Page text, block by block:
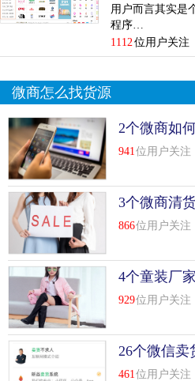
5、比较后输入支付密码验证身份
top5 腾讯对微信免费转账
技巧
到底微信免费转账时代的终结
不过总归一点，安全性方面还
信转账金额方面受到限制了，
作用。
随着微信新政的出台，用户在转
样随心所欲了。使用微信转账付
每个月只能享受2万元的额度，若
续费了。如你想通过微信转账金
元就要按0.1%来收费，即要... [查
top6 微商间微信转账要警
财两空技巧
用户而言其实是
程序…
1112 位用户关注
微商怎么找货源
2个微商如
941 位用户关注
3个微商清
866位用户关注
4个童装厂
929位用户关注
26个微信卖
461 位用户关注